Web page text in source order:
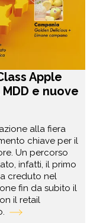
Apple
e nuove
alla fiera
chiave per il
Un percorso
infatti, il primo
creduto nel
fin da subito il
il retail